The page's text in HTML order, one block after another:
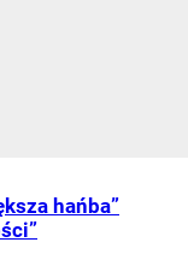
hańba”